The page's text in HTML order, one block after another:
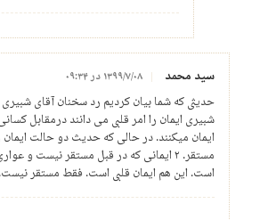
سید محمد ۱۳۹۹/۷/۰۸ در ۰۹:۳۴
حدیثی که شما بیان کردیم رد سخنان آقای شبیری
شبیری ایمان را امر قلبی می دانند درمقابل
مستقر. ۲ ایمانی که در قبل مستقر نیست و
است. این هم ایمان قلبی است. فقط مستقر نیست.